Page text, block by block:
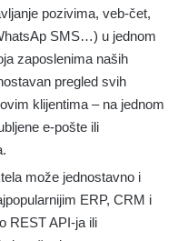
pozivima, veb-čet,
SMS…) u jednom
zaposlenima naših
pregled svih
klijentima – na jednom
e-pošte ili
može jednostavno i
ERP, CRM i
REST API-ja ili